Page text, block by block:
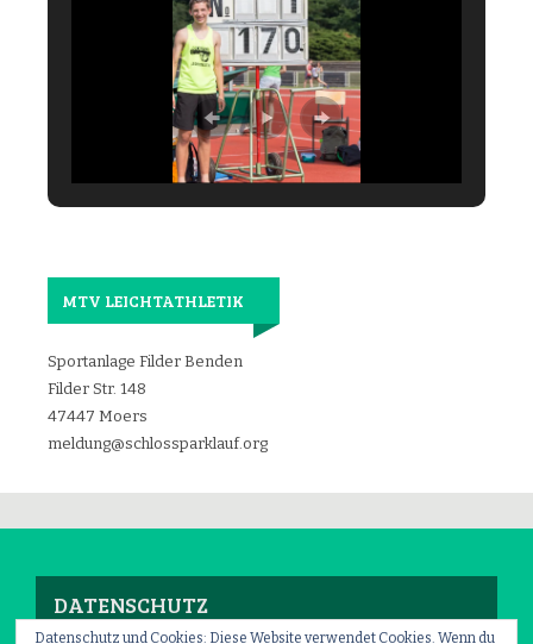
MTV LEICHTATHLETIK
Sportanlage Filder Benden
Filder Str. 148
47447 Moers
meldung@schlossparklauf.org
DATENSCHUTZ
Datenschutz und Cookies: Diese Website verwendet Cookies. Wenn du